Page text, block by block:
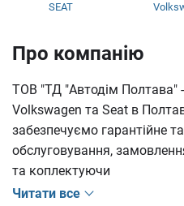
SEAT
Про компанію
ТОВ "ТД "Автодім Полтава" -
Volkswagen та Seat в
забезпечуємо гарантійне
обслуговування,
та коплектуючи
Читати все